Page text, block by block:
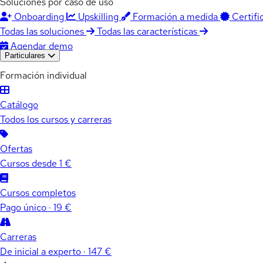
Onboarding
Upskilling Formación a medida
Todas las soluciones
Todas las características
Agendar demo
Particulares
Formación individual
Catálogo
Todos los cursos y carreras
Ofertas
Cursos desde 1 €
Cursos completos
Pago único · 19 €
Carreras
De inicial a experto · 147 €